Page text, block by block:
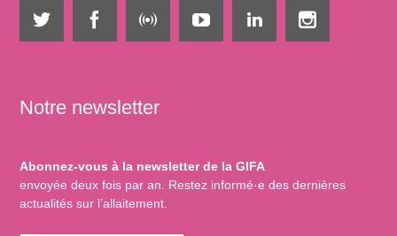
Notre newsletter
Abonnez-vous à la newsletter de la GIFA
envoyée deux fois par an. Restez informé·e des dernières
actualités sur l’allaitement.